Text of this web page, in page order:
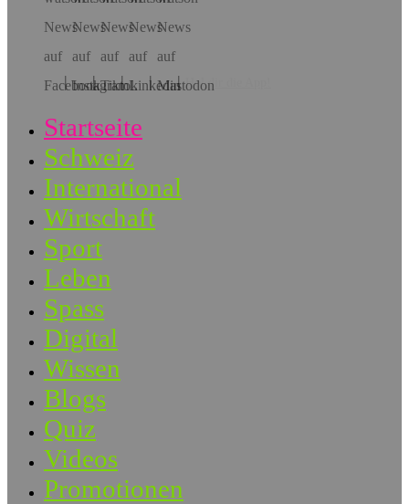
Hol dir die App!
Startseite
Schweiz
International
Wirtschaft
Sport
Leben
Spass
Digital
Wissen
Blogs
Quiz
Videos
Promotionen